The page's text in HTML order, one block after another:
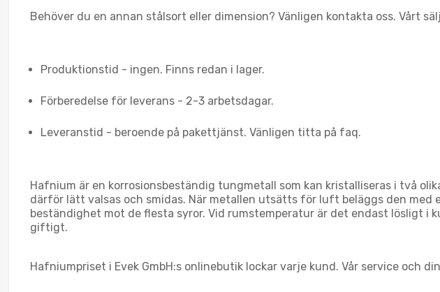
Behöver du en annan stålsort eller dimension? Vänligen kontakta oss. Vårt
Produktionstid - ingen. Finns redan i lager.
Förberedelse för leverans - 2-3 arbetsdagar.
Leveranstid - beroende på pakettjänst. Vänligen titta på faq.
Hafnium är en korrosionsbeständig tungmetall som kan kristalliseras i två
därför lätt valsas och smidas. När metallen utsätts för luft beläggs den
beständighet mot de flesta syror. Vid rumstemperatur är det endast lösligt
giftigt.
Hafniumpriset i Evek GmbH:s onlinebutik lockar varje kund. Vår service